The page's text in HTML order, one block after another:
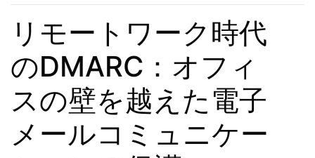
リモートワーク時代
のDMARC：オフィ
スの壁を越えた電子
メールコミュニケー